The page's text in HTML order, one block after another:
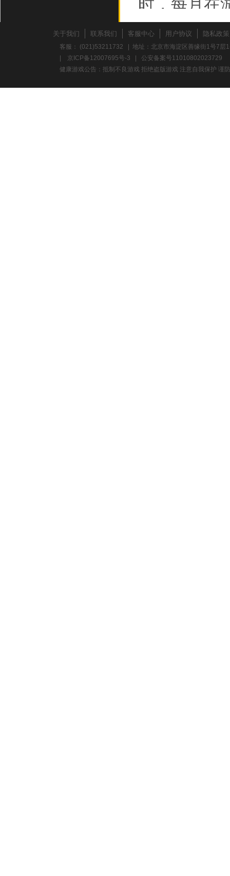
时，每月在
3.不要将
折时，应多
力。
养成积极
关于我们 联系我们 客服中心 用户协议 隐私政策
客服： (021)53211732 | 地址：北京市海淀区善缘街1号7
京ICP备12007695号-3
公安备案号11010802023729
健康游戏公告：抵制不良游戏 拒绝盗版游戏 注意自我保护 谨